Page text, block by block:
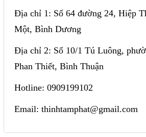
Địa chỉ 1: Số 64 đường 24, Hiệp
Một, Bình Dương
Địa chỉ 2: Số 10/1 Tú Luông,
Phan Thiết, Bình Thuận
Hotline: 0909199102
Email: thinhtamphat@gmail.com